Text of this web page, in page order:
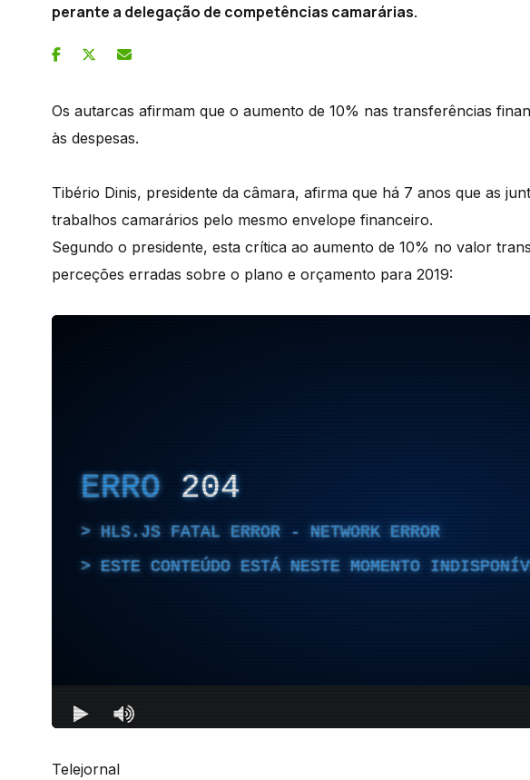
perante a delegação de competências camarárias.
Os autarcas afirmam que o aumento de 10% nas transferências
às despesas.
Tibério Dinis, presidente da câmara, afirma que há 7 anos que as
trabalhos camarários pelo mesmo envelope financeiro.
Segundo o presidente, esta crítica ao aumento de 10% no valor
perceções erradas sobre o plano e orçamento para 2019:
Telejornal